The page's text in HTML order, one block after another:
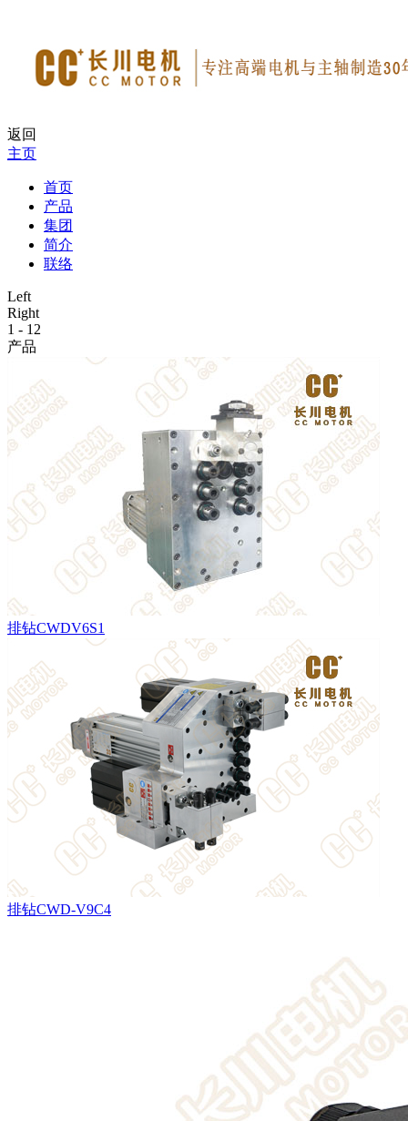
返回
主页
首页
产品
集团
简介
联络
Left
Right
1 - 12
产品
排钻CWDV6S1
排钻CWD-V9C4